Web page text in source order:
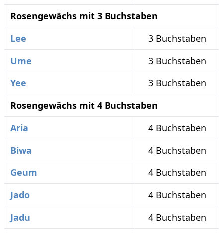
Rosengewächs mit 3 Buchstaben
Lee
3 Buchstaben
Ume
3 Buchstaben
Yee
3 Buchstaben
Rosengewächs mit 4 Buchstaben
Aria
4 Buchstaben
Biwa
4 Buchstaben
Geum
4 Buchstaben
Jado
4 Buchstaben
Jadu
4 Buchstaben